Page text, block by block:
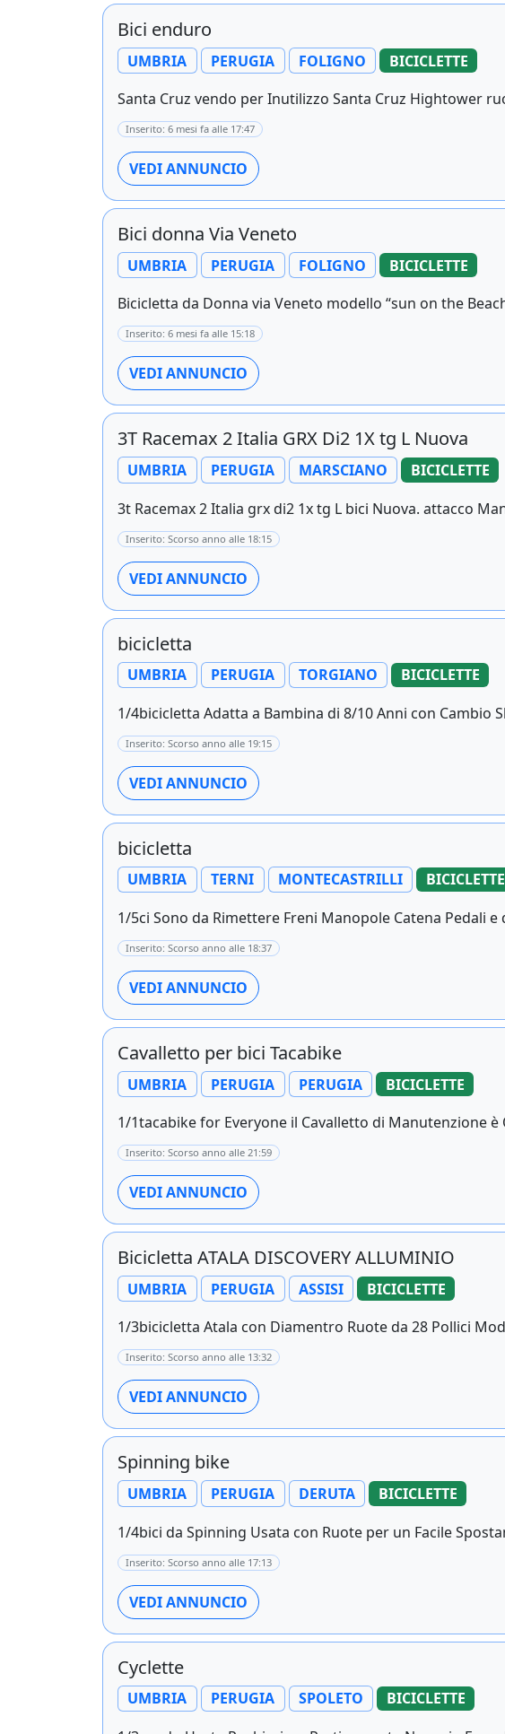
Bici enduro
UMBRIA PERUGIA FOLIGNO
BICICLETTE
Santa Cruz vendo per Inutilizzo Santa Cruz Hightower
Inserito: 6 mesi fa alle 17:47
VEDI ANNUNCIO
Bici donna Via Veneto
UMBRIA PERUGIA FOLIGNO
BICICLETTE
Bicicletta da Donna via Veneto modello “sun on the
Inserito: 6 mesi fa alle 15:18
VEDI ANNUNCIO
3T Racemax 2 Italia GRX Di2 1X tg L Nuova
UMBRIA PERUGIA MARSCIANO
BICICLETTE
3t Racemax 2 Italia grx di2 1x tg L bici Nuova. attacco
Inserito: Scorso anno alle 18:15
VEDI ANNUNCIO
bicicletta
UMBRIA PERUGIA TORGIANO
BICICLETTE
1/4bicicletta Adatta a Bambina di 8/10 Anni con Cambio
Inserito: Scorso anno alle 19:15
VEDI ANNUNCIO
bicicletta
UMBRIA TERNI MONTECASTRILLI
BICICLETTE
1/5ci Sono da Rimettere Freni Manopole Catena Pedali e
Inserito: Scorso anno alle 18:37
VEDI ANNUNCIO
Cavalletto per bici Tacabike
UMBRIA PERUGIA PERUGIA
BICICLETTE
1/1tacabike for Everyone il Cavalletto di Manutenzione è
Inserito: Scorso anno alle 21:59
VEDI ANNUNCIO
Bicicletta ATALA DISCOVERY ALLUMINIO
UMBRIA PERUGIA ASSISI
BICICLETTE
1/3bicicletta Atala con Diamentro Ruote da 28 Pollici
Inserito: Scorso anno alle 13:32
VEDI ANNUNCIO
Spinning bike
UMBRIA PERUGIA DERUTA
BICICLETTE
1/4bici da Spinning Usata con Ruote per un Facile
Inserito: Scorso anno alle 17:13
VEDI ANNUNCIO
Cyclette
UMBRIA PERUGIA SPOLETO
BICICLETTE